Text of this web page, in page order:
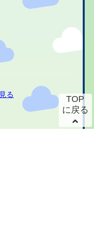
る
TOP
に戻る